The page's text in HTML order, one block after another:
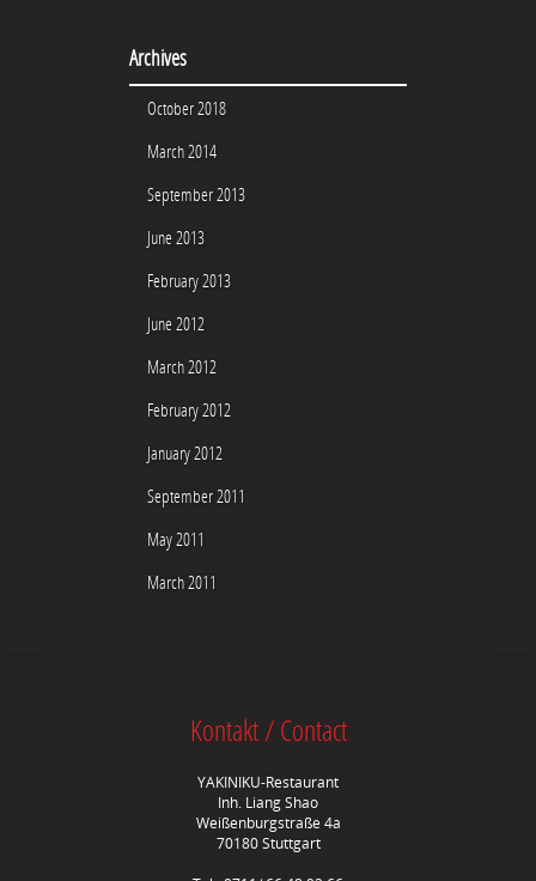
Archives
October 2018
March 2014
September 2013
June 2013
February 2013
June 2012
March 2012
February 2012
January 2012
September 2011
May 2011
March 2011
Kontakt / Contact
YAKINIKU-Restaurant
Inh. Liang Shao
Weißenburgstraße 4a
70180 Stuttgart